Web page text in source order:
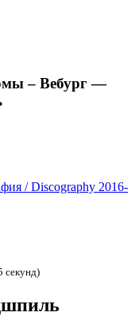
– Вебург —
/ Discography 2016-
секунд)